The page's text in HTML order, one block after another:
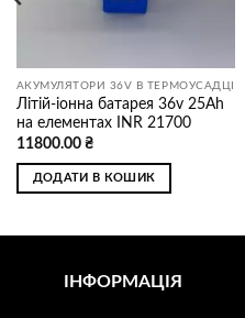
АКУМУЛЯТОРИ 36V В ТЕРМОУСАДЦІ
Літій-іонна батарея 36v 25Ah
на елементах INR 21700
11800.00 ₴
ДОДАТИ В КОШИК
ІНФОРМАЦІЯ